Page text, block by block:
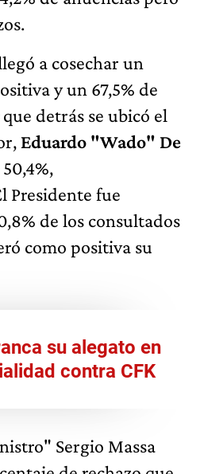
a cosechar un
y un 67,5% de
detrás se ubicó el
Eduardo "Wado" De
Presidente fue
de los consultados
como positiva su
su alegato en
contra CFK
Sergio Massa